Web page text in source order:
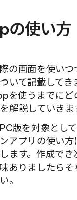
使い方
の画面を使い
いて記載して
を使うまでにど
解説していきま
版を対象として
アプリの使い方
ます。作成で
ありましたら
。